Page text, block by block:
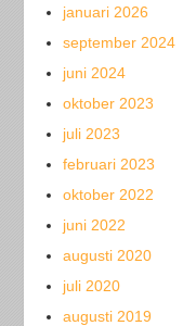
januari 2026
september 2024
juni 2024
oktober 2023
juli 2023
februari 2023
oktober 2022
juni 2022
augusti 2020
juli 2020
augusti 2019